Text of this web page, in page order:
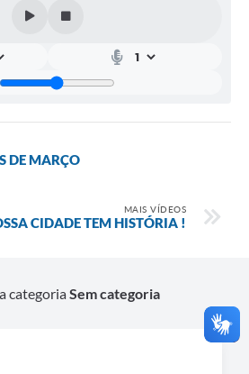
DE MARÇO
MAIS VÍDEOS
CIDADE TEM HISTÓRIA !
categoriaSem categoria